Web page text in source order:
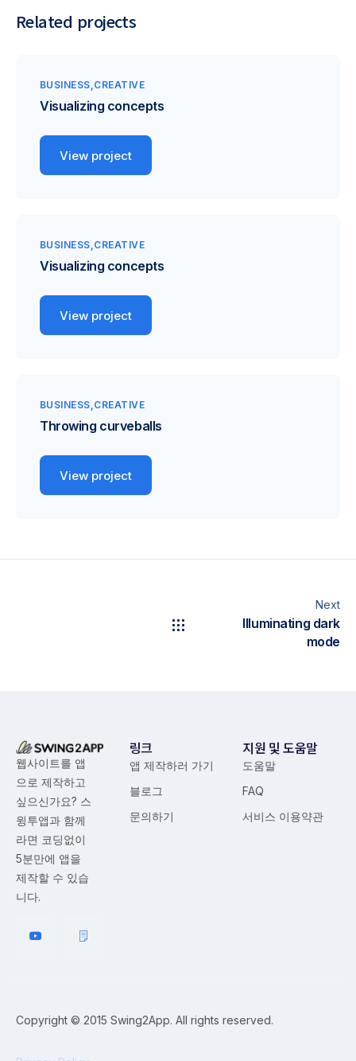
Related projects
BUSINESS CREATIVE
Visualizing concepts
View project
BUSINESS CREATIVE
Visualizing concepts
View project
BUSINESS CREATIVE
Throwing curveballs
View project
Next
Illuminating dark
mode
웹사이트를 앱
으로 제작하고
싶으신가요? 스
윙투앱과 함께
라면 코딩없이
5분만에 앱을
제작할 수 있습
니다.
링크
앱 제작하러 가기
블로그
문의하기
지원 및 도움말
도움말
FAQ
서비스 이용약관
Copyright © 2015 Swing2App. All rights reserved.